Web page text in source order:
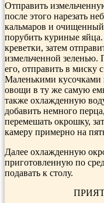
Отправить
после этого нарезать
кальмаров и очищенный
порубить куриные
креветки, затем
измельченной зеленью.
его, отправить в миску
Маленькими кусочками
овощи в ту же самую
также охлажденную
добавить немного
перемешать окрошку,
камеру примерно на
Далее охлажденную
приготовленную по
подавать к столу.